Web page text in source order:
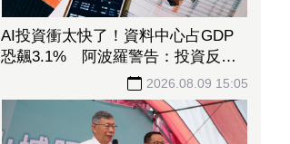
AI投資衝太快了！資料中心占GDP
恐飆3.1% 阿波羅警告：投資反轉
恐重演「次貸式衝擊」2026.08.09 15:05